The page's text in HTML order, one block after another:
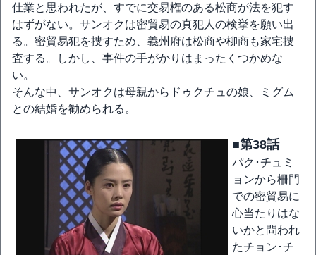
仕業と思われたが、すでに交易権のある松商が法を犯す
はずがない。サンオクは密貿易の真犯人の検挙を願い出
る。密貿易犯を捜すため、義州府は松商や柳商も家宅捜
査する。しかし、事件の手がかりはまったくつかめな
い。
そんな中、サンオクは母親からドゥクチュの娘、ミグム
との結婚を勧められる。
■第38話
パク･チュミ
ョンから柵門
での密貿易に
心当たりはな
いかと問われ
たチョン･チ